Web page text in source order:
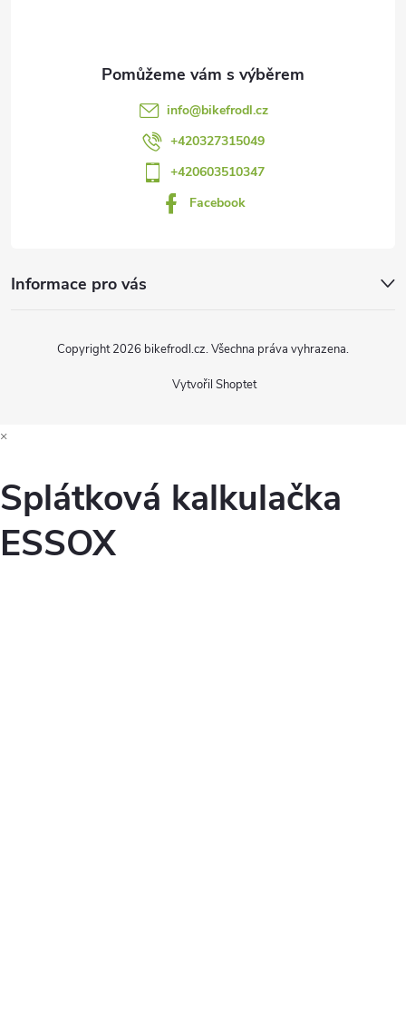
info@bikefrodl.cz
+420327315049
+420603510347
Facebook
Informace pro vás
Vytvořil Shoptet
Copyright 2026 bikefrodl.cz. Všechna práva vyhrazena.
×
Splátková kalkulačka
ESSOX